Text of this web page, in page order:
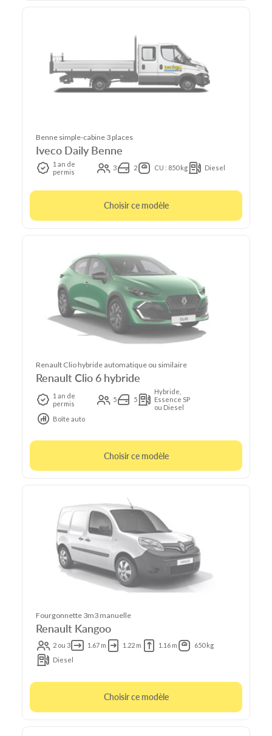
Benne simple-cabine 3 places
Iveco Daily Benne
1 an de
permis
3 2 CU : 850 kg Diesel
Choisir ce modèle
Renault Clio hybride automatique ou similaire
Renault Clio 6 hybride
1 an de
permis
5 5
Hybride,
Essence SP
ou Diesel
Boîte auto
Choisir ce modèle
Fourgonnette 3m3 manuelle
Renault Kangoo
2 ou 3 1.67 m 1.22 m 1.16 m
650 kg
Diesel
Choisir ce modèle